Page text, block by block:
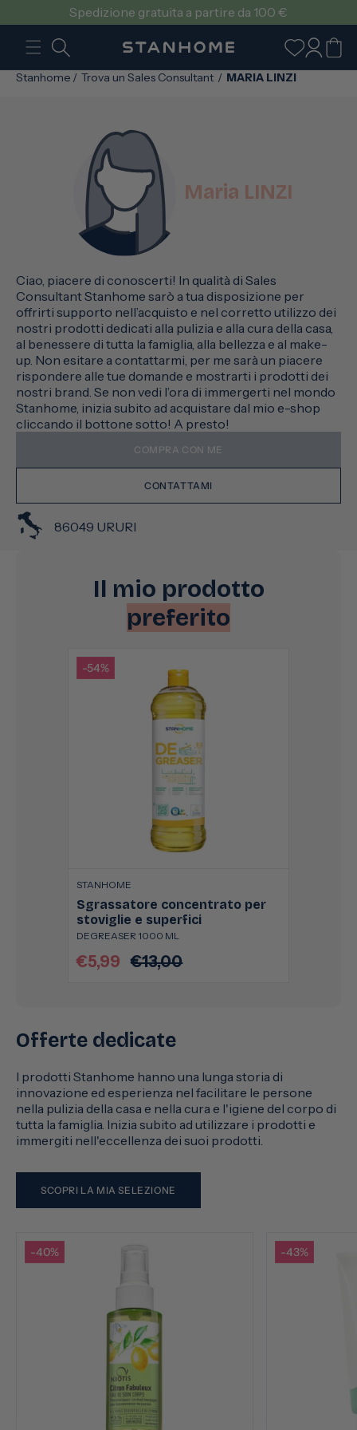
DIRETTAMENTESpedizione gratuita a partire da 100 €
Accedi
Carrello
Stanhome / Trova un Sales Consultant / MARIA LINZI
Maria LINZI
Ciao, piacere di conoscerti! In qualità di Sales
Consultant Stanhome sarò a tua disposizione per
offrirti supporto nell’acquisto e nel corretto utilizzo dei
nostri prodotti dedicati alla pulizia e alla cura della casa,
al benessere di tutta la famiglia, alla bellezza e al make-
up. Non esitare a contattarmi, per me sarà un piacere
rispondere alle tue domande e mostrarti i prodotti dei
nostri brand. Se non vedi l’ora di immergerti nel mondo
Stanhome, inizia subito ad acquistare dal mio e-shop
cliccando il bottone sotto! A presto!
COMPRA CON ME
CONTATTAMI
86049 URURI
Il mio prodotto
preferito
-54%
STANHOME
Sgrassatore concentrato per
stoviglie e superfici
DEGREASER 1000 ML
Prezzo
€5,99
Prezzo
€13,00
Offerte dedicate
I prodotti Stanhome hanno una lunga storia di
innovazione ed esperienza nel facilitare le persone
nella pulizia della casa e nella cura e l'igiene del corpo di
tutta la famiglia. Inizia subito ad utilizzare i prodotti e
immergiti nell'eccellenza dei suoi prodotti.
SCOPRI LA MIA SELEZIONE
-40% -43%